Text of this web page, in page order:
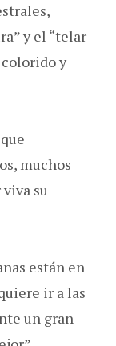
y el “telar
colorido y
muchos
su
están en
ir a las
un gran